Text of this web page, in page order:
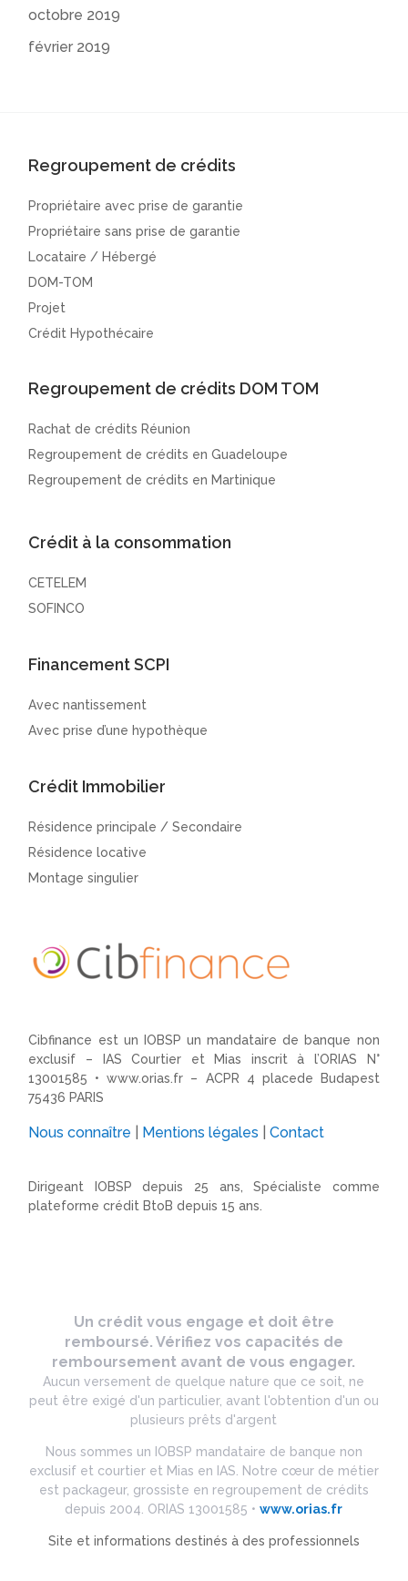
octobre 2019
février 2019
Regroupement de crédits
Propriétaire avec prise de garantie
Propriétaire sans prise de garantie
Locataire / Hébergé
DOM-TOM
Projet
Crédit Hypothécaire
Regroupement de crédits DOM TOM
Rachat de crédits Réunion
Regroupement de crédits en Guadeloupe
Regroupement de crédits en Martinique
Crédit à la consommation
CETELEM
SOFINCO
Financement SCPI
Avec nantissement
Avec prise d’une hypothèque
Crédit Immobilier
Résidence principale / Secondaire
Résidence locative
Montage singulier
Cibfinance est un IOBSP un mandataire de banque non
exclusif – IAS Courtier et Mias inscrit à l’ORIAS N°
13001585 •www.orias.fr – ACPR 4 placede Budapest
75436 PARIS
Nous connaître Mentions légales |Contact
Dirigeant IOBSP depuis 25 ans, Spécialiste comme
plateforme crédit BtoB depuis 15 ans.
Un crédit vous engage et doit être
remboursé. Vérifiez vos capacités de
remboursement avant de vous engager.
Aucun versement de quelque nature que ce soit, ne
peut être exigé d'un particulier, avant l'obtention d'un ou
plusieurs prêts d'argent
Nous sommes un IOBSP mandataire de banque non
exclusif et courtier et Mias en IAS. Notre cœur de métier
est packageur, grossiste en regroupement de crédits
depuis 2004. ORIAS 13001585 •www.orias.fr
Site et informations destinés à des professionnels